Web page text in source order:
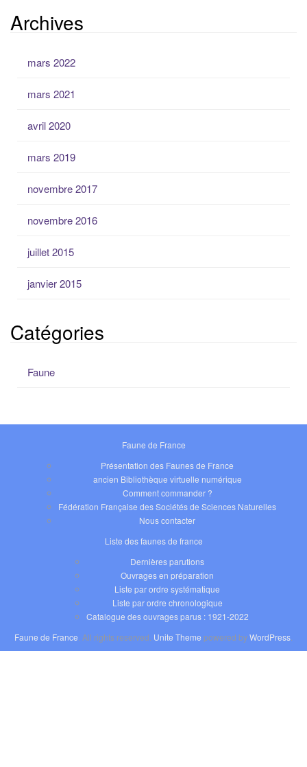
Archives
mars 2022
mars 2021
avril 2020
mars 2019
novembre 2017
novembre 2016
juillet 2015
janvier 2015
Catégories
Faune
Faune de France
Présentation des Faunes de France
ancien Bibliothèque virtuelle numérique
Comment commander ?
Fédération Française des Sociétés de Sciences Naturelles
Nous contacter
Liste des faunes de france
Dernières parutions
Ouvrages en préparation
Liste par ordre systématique
Liste par ordre chronologique
Catalogue des ouvrages parus : 1921-2022
Faune de France . All rights reserved. Unite Theme powered byWordPress